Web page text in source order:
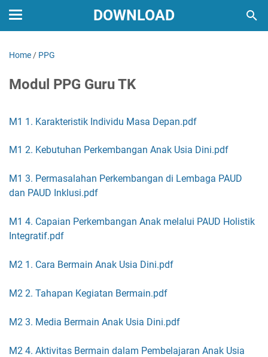
DOWNLOAD
Home / PPG
Modul PPG Guru TK
M1 1. Karakteristik Individu Masa Depan.pdf
M1 2. Kebutuhan Perkembangan Anak Usia Dini.pdf
M1 3. Permasalahan Perkembangan di Lembaga PAUD
dan PAUD Inklusi.pdf
M1 4. Capaian Perkembangan Anak melalui PAUD Holistik
Integratif.pdf
M2 1. Cara Bermain Anak Usia Dini.pdf
M2 2. Tahapan Kegiatan Bermain.pdf
M2 3. Media Bermain Anak Usia Dini.pdf
M2 4. Aktivitas Bermain dalam Pembelajaran Anak Usia